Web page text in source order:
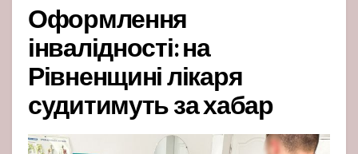
Оформлення
інвалідності: на
Рівненщині лікаря
судитимуть за хабар